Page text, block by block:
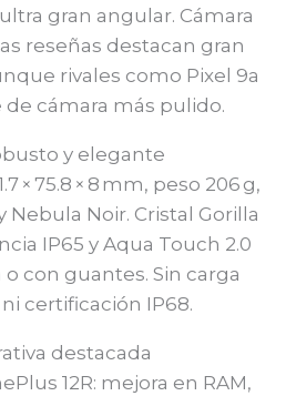
gran angular. Cámara
reseñas destacan gran
rivales como Pixel 9a
cámara más pulido.
y elegante
× 75.8 × 8 mm, peso 206 g,
Nebula Noir. Cristal Gorilla
IP65 y Aqua Touch 2.0
con guantes. Sin carga
certificación IP68.
destacada
12R: mejora en RAM,